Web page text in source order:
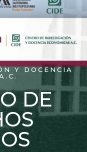
Y DOCENCIA
DE